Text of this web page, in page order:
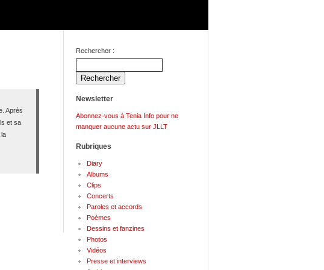
Après
et sa
la
Rechercher :
Newsletter
Abonnez-vous à Tenia Info pour ne
manquer aucune actu sur JLLT
Rubriques
Diary
Albums
Clips
Concerts
Paroles et accords
Poèmes
Dessins et fanzines
Photos
Vidéos
Presse et interviews